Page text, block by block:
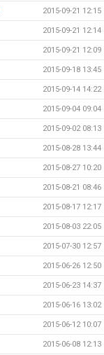
2015-09-21 12:15
2015-09-21 12:14
2015-09-21 12:09
2015-09-18 13:45
2015-09-14 14:22
2015-09-04 09:04
2015-09-02 08:13
2015-08-28 13:44
2015-08-27 10:20
2015-08-21 08:46
2015-08-17 12:17
2015-08-03 22:05
2015-07-30 12:57
2015-06-26 12:50
2015-06-23 14:37
2015-06-16 13:02
2015-06-12 10:07
2015-06-08 12:13